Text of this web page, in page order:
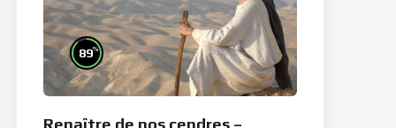
89%
Renaître de nos cendres –